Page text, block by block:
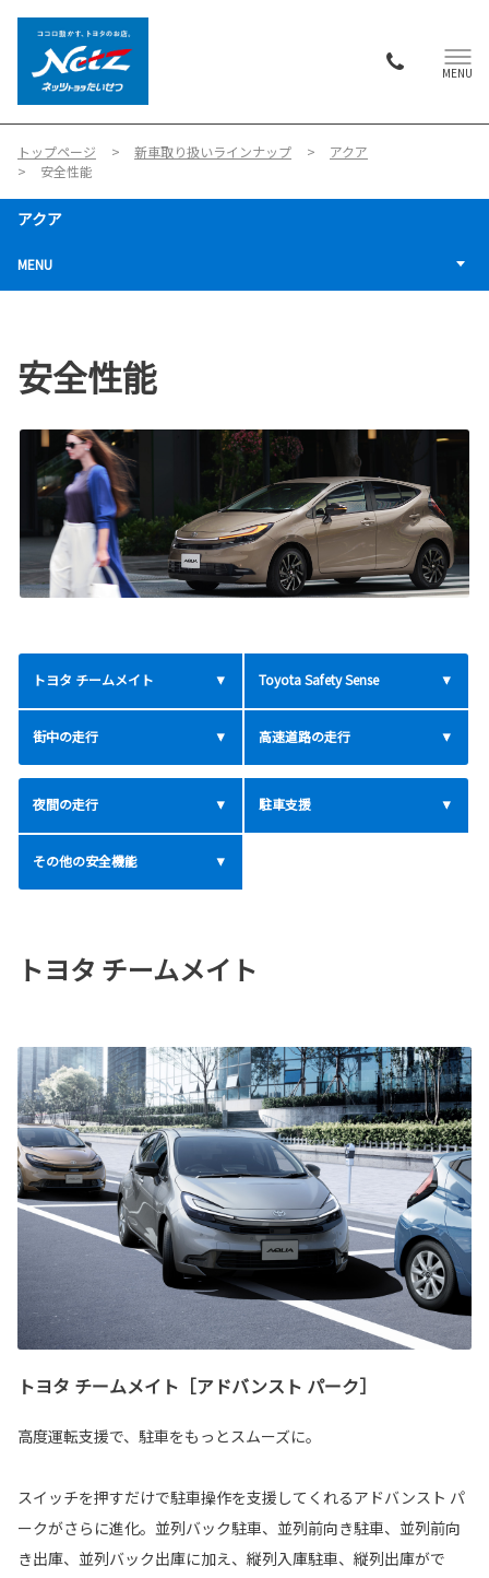
MENU
トップページ 新車取り扱いラインナップ
アクア
安全性能
アクア
MENU
安全性能
トヨタ チームメイト Toyota Safety Sense
街中の走行 高速道路の走行
夜間の走行 駐車支援
その他の安全機能
トヨタ チームメイト
トヨタ チームメイト［アドバンスト パーク］
高度運転支援で、駐車をもっとスムーズに。
スイッチを押すだけで駐車操作を支援してくれるアドバンスト パ
ークがさらに進化。並列バック駐⾞、並列前向き駐⾞、並列前向
き出庫、並列バック出庫に加え、縦列⼊庫駐⾞、縦列出庫がで